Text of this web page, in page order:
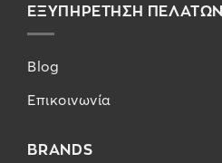
ΕΞΥΠΗΡΕΤΗΣΗ ΠΕΛΑΤΩΝ
Blog
Επικοινωνία
BRANDS